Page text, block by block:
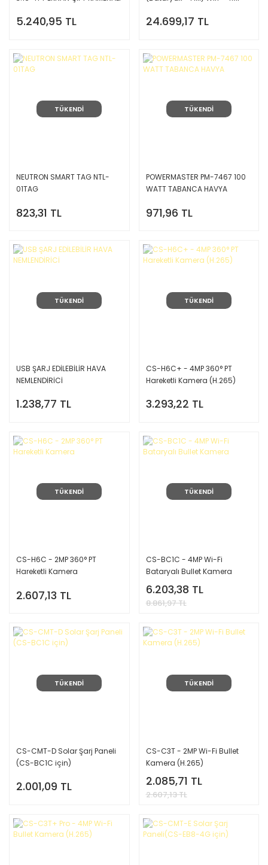
KAMERASI DVR (128GB
5.240,95 TL 24.699,17 TL
TÜKENDİ
NEUTRON SMART TAG NTL-
01TAG
823,31 TL
TÜKENDİ
POWERMASTER PM-7467 100
WATT TABANCA HAVYA
971,96 TL
TÜKENDİ
USB ŞARJ EDİLEBİLİR HAVA
NEMLENDİRİCİ
1.238,77 TL
TÜKENDİ
CS-H6C+ - 4MP 360° PT
Hareketli Kamera (H.265)
3.293,22 TL
TÜKENDİ
CS-H6C - 2MP 360° PT
Hareketli Kamera
2.607,13 TL
TÜKENDİ
CS-BC1C - 4MP Wi-Fi
Bataryalı Bullet Kamera
6.203,38 TL
8.861,97 TL
TÜKENDİ
CS-CMT-D Solar Şarj Paneli
(CS-BC1C için)
2.001,09 TL
TÜKENDİ
CS-C3T - 2MP Wi-Fi Bullet
Kamera (H.265)
2.085,71 TL
2.607,13 TL